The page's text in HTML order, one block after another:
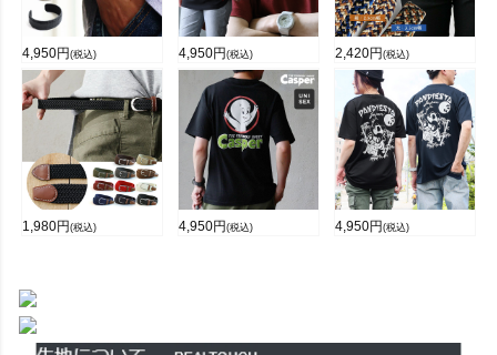
4,950円 (税込) 4,950円 (税込) 2,420円 (税込)
1,980円 (税込) 4,950円 (税込) 4,950円 (税込)